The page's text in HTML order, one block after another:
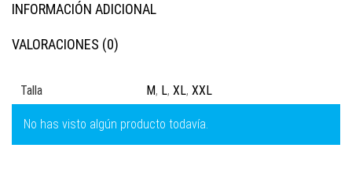
INFORMACIÓN ADICIONAL
VALORACIONES (0)
Talla M, L, XL, XXL
No has visto algún producto todavía.